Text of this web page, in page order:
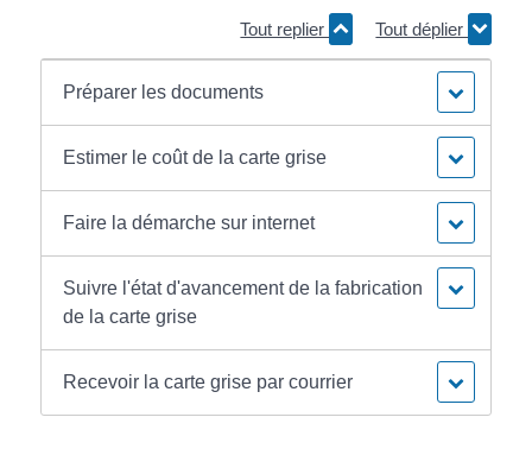
Tout replier Tout déplier
Préparer les documents
Estimer le coût de la carte grise
Faire la démarche sur internet
Suivre l'état d'avancement de la fabrication
de la carte grise
Recevoir la carte grise par courrier